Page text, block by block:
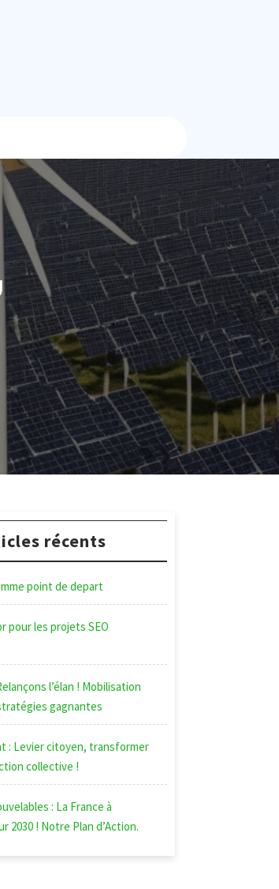
récents
point de depart
pour les projets SEO
l’élan ! Mobilisation
gagnantes
: Levier citoyen, transformer
collective !
: La France à
2030 ! Notre Plan d’Action.